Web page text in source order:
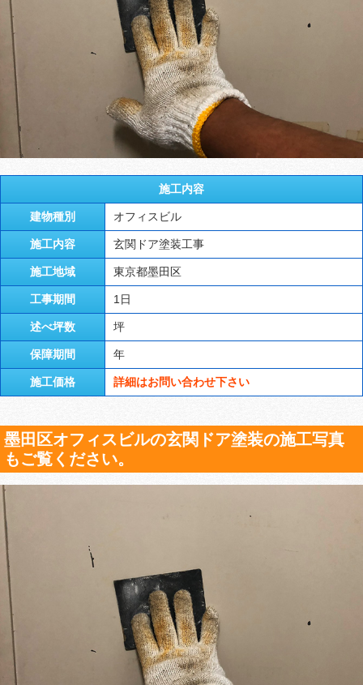
施工内容
建物種別 オフィスビル
施工内容 玄関ドア塗装工事
施工地域 東京都墨田区
工事期間 1日
述べ坪数 坪
保障期間 年
施工価格 詳細はお問い合わせ下さい
墨田区オフィスビルの玄関ドア塗装の施工写真
もご覧ください。